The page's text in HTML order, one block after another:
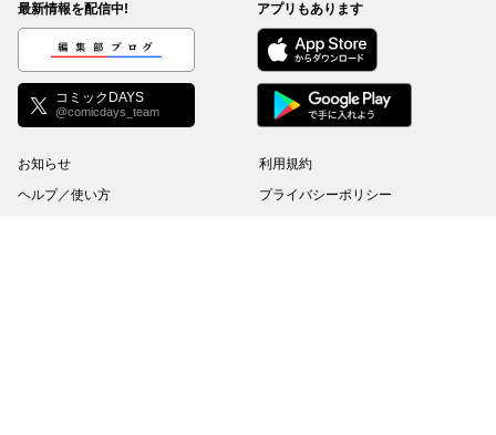
最新情報を配信中!
編集部ブログ
コミックDAYS
@comicdays_team
アプリもあります
お知らせ
ヘルプ／使い方
利用規約
プライバシーポリシー